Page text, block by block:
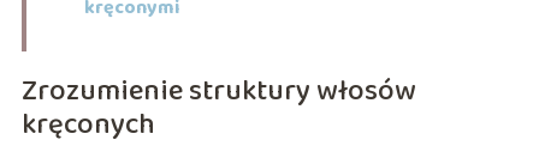
kręconymi
Zrozumienie struktury włosów
kręconych